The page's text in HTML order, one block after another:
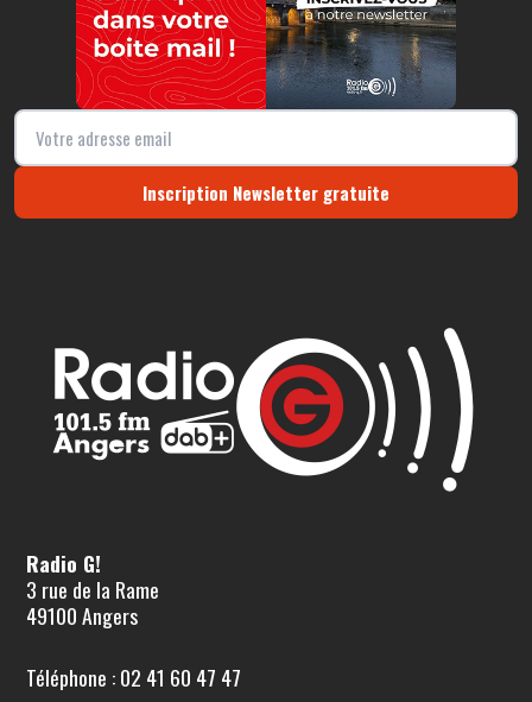
Inscription Newsletter gratuite
Radio G!
3 rue de la Rame
49100 Angers
Téléphone : 02 41 60 47 47